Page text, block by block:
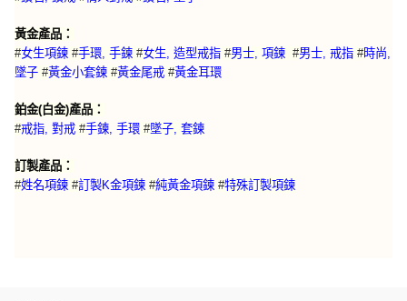
黃金產品：
#女生項鍊 #手環, 手鍊 #女生, 造型戒指 #男士, 項鍊 #男士, 戒指 #時尚,
墜子 #黃金小套鍊 #黃金尾戒 #黃金耳環
鉑金(白金)產品：
#戒指, 對戒 #手鍊, 手環 #墜子, 套鍊
訂製產品：
#姓名項鍊 #訂製K金項鍊 #純黃金項鍊 #特殊訂製項鍊